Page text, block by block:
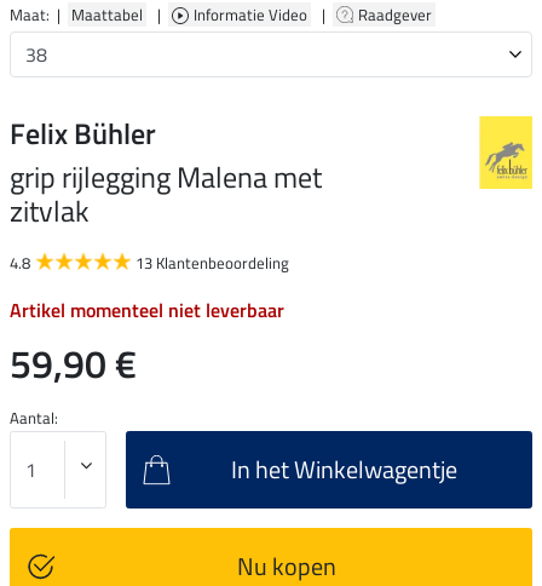
Maat: | Maattabel | Informatie Video | Raadgever
Felix Bühler
grip rijlegging Malena met
zitvlak
4.8 13 Klantenbeoordeling
Artikel momenteel niet leverbaar
59,90 €
Aantal:
In het Winkelwagentje
Nu kopen